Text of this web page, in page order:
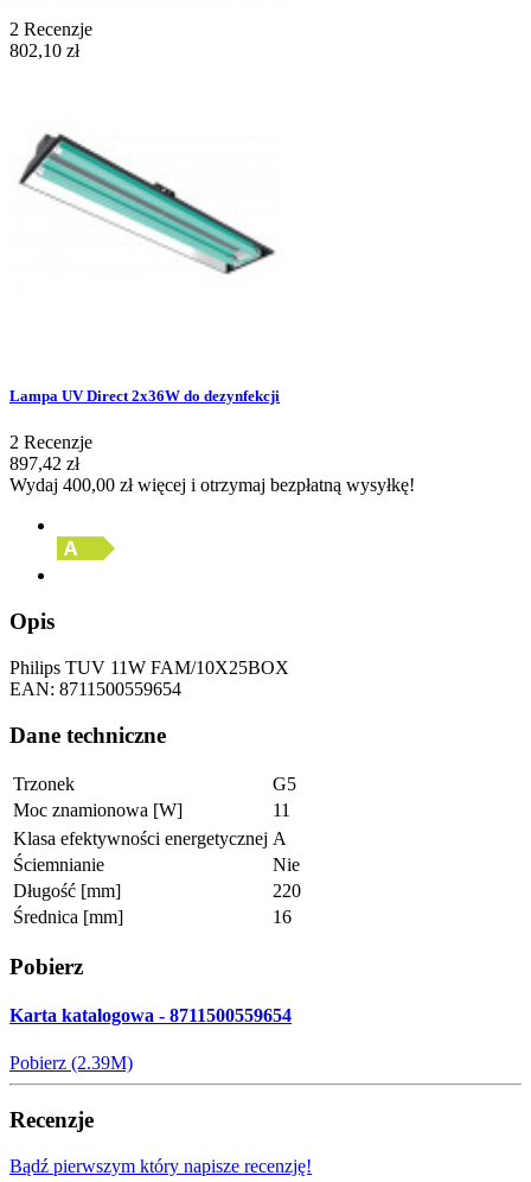
2 Recenzje
802,10 zł
Lampa UV Direct 2x36W do dezynfekcji
2 Recenzje
897,42 zł
Wydaj 400,00 złwięcej i otrzymaj bezpłatną wysyłkę!
Opis
Philips TUV 11W FAM/10X25BOX
EAN: 8711500559654
Dane techniczne
Trzonek
G5
Moc znamionowa [W]
11
Klasa efektywności energetycznej A
Ściemnianie
Nie
Długość [mm]
220
Średnica [mm]
16
Pobierz
Karta katalogowa - 8711500559654
Pobierz (2.39M)
Recenzje
Bądź pierwszym który napisze recenzję!